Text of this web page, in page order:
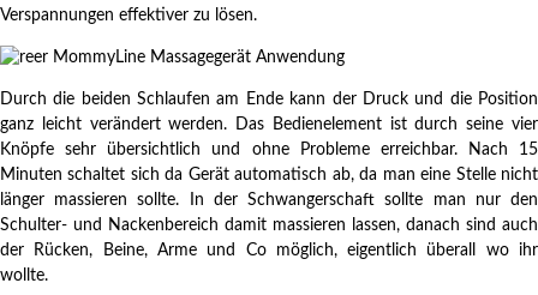
Verspannungen effektiver zu lösen.
Durch die beiden Schlaufen am Ende kann der Druck und die Position
ganz leicht verändert werden. Das Bedienelement ist durch seine vier
Knöpfe sehr übersichtlich und ohne Probleme erreichbar. Nach 15
Minuten schaltet sich da Gerät automatisch ab, da man eine Stelle nicht
länger massieren sollte. In der Schwangerschaft sollte man nur den
Schulter- und Nackenbereich damit massieren lassen, danach sind auch
der Rücken, Beine, Arme und Co möglich, eigentlich überall wo ihr
wollte.